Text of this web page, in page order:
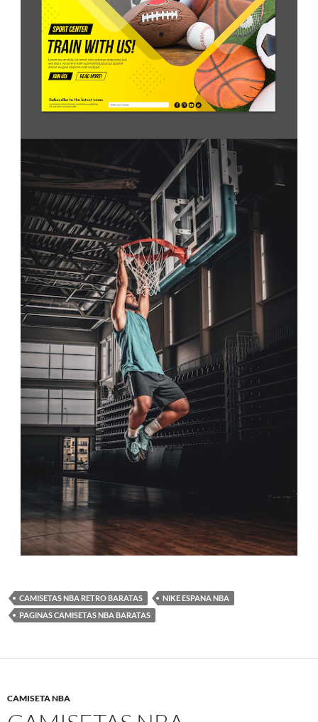
CAMISETAS NBA RETRO BARATAS
NIKE ESPANA NBA
PAGINAS CAMISETAS NBA BARATAS
CAMISETA NBA